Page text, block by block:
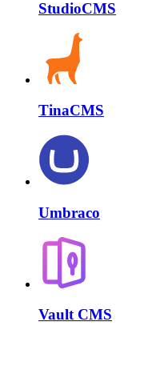
StudioCMS
TinaCMS
Umbraco
Vault CMS